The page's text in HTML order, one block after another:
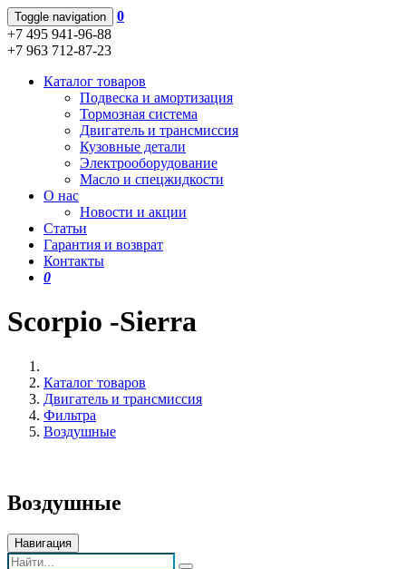
Toggle navigation
0
+7 495 941-96-88
+7 963 712-87-23
Каталог товаров
Подвеска и амортизация
Тормозная система
Двигатель и трансмиссия
Кузовные детали
Электрооборудование
Масло и спецжидкости
О нас
Новости и акции
Статьи
Гарантия и возврат
Контакты
0
Scorpio -Sierra
Каталог товаров
Двигатель и трансмиссия
Фильтра
Воздушные
Воздушные
Навигация